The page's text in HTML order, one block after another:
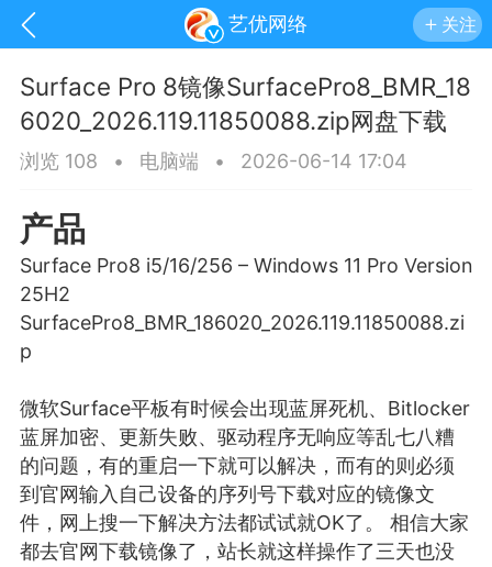
艺优网络 关注
手机 系统 网站
游戏 兴趣 美图
Surface Pro 8镜像SurfacePro8_BMR_18
6020_2026.119.11850088.zip网盘下载
浏览 108 • 电脑端 • 2026-06-14 17:04
产品
Surface Pro8 i5/16/256 – Windows 11 Pro Version
25H2
SurfacePro8_BMR_186020_2026.119.11850088.zi
p
微软Surface平板有时候会出现蓝屏死机、Bitlocker
蓝屏加密、更新失败、驱动程序无响应等乱七八糟
的问题，有的重启一下就可以解决，而有的则必须
到官网输入自己设备的序列号下载对应的镜像文
件，网上搜一下解决方法都试试就OK了。 相信大家
都去官网下载镜像了，站长就这样操作了三天也没